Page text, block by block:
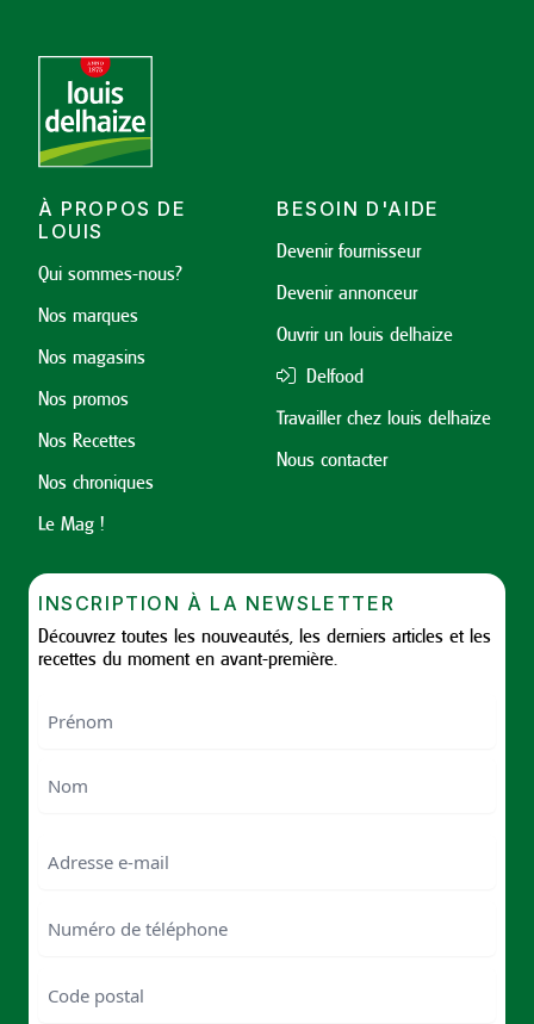
À PROPOS DE
LOUIS
Qui sommes-nous?
Nos marques
Nos magasins
Nos promos
Nos Recettes
Nos chroniques
Le Mag !
BESOIN D'AIDE
Devenir fournisseur
Devenir annonceur
Ouvrir un louis delhaize
Delfood
Travailler chez louis delhaize
Nous contacter
INSCRIPTION À LA NEWSLETTER
Découvrez toutes les nouveautés, les derniers articles et les
recettes du moment en avant-première.
de
postal